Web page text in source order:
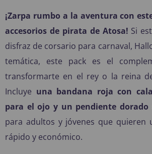
¡Zarpa rumbo a la aventura con
accesorios de pirata de Atosa! Si
disfraz de corsario para carnaval,
temática, este pack es el
transformarte en el rey o la reina
Incluye una bandana roja con
para el ojo y un pendiente dorado
para adultos y jóvenes que quieren
rápido y económico.